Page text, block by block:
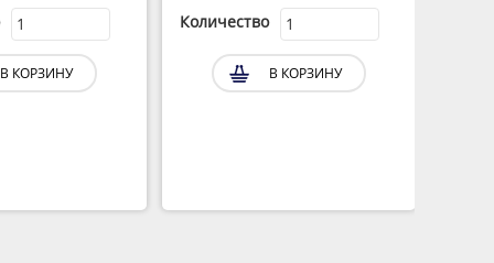
В КОРЗИНУ
Количество
В КОРЗИНУ